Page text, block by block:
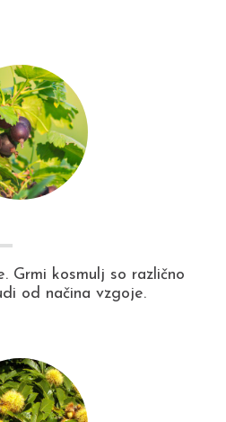
Grmi kosmulj so različno
od načina vzgoje.